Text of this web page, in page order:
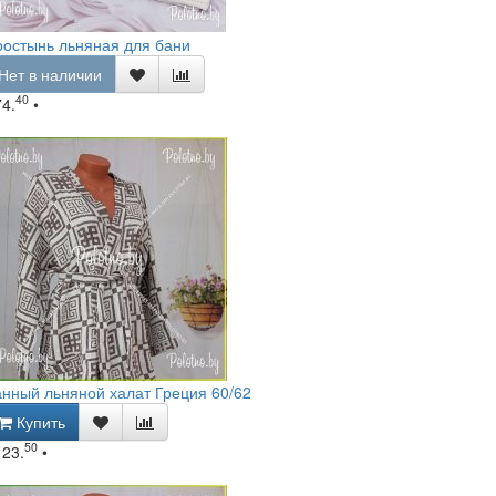
льняная для бани
в наличии
40 •
льняной халат Греция 60/62
Купить
50 •